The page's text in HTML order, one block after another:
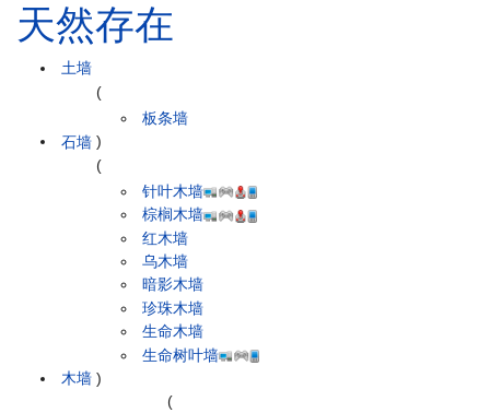
天然存在
土墙
石墙
(
板条墙
)
木墙
(
针叶木墙
棕榈木墙
红木墙
乌木墙
暗影木墙
珍珠木墙
生命木墙
生命树叶墙
)
(